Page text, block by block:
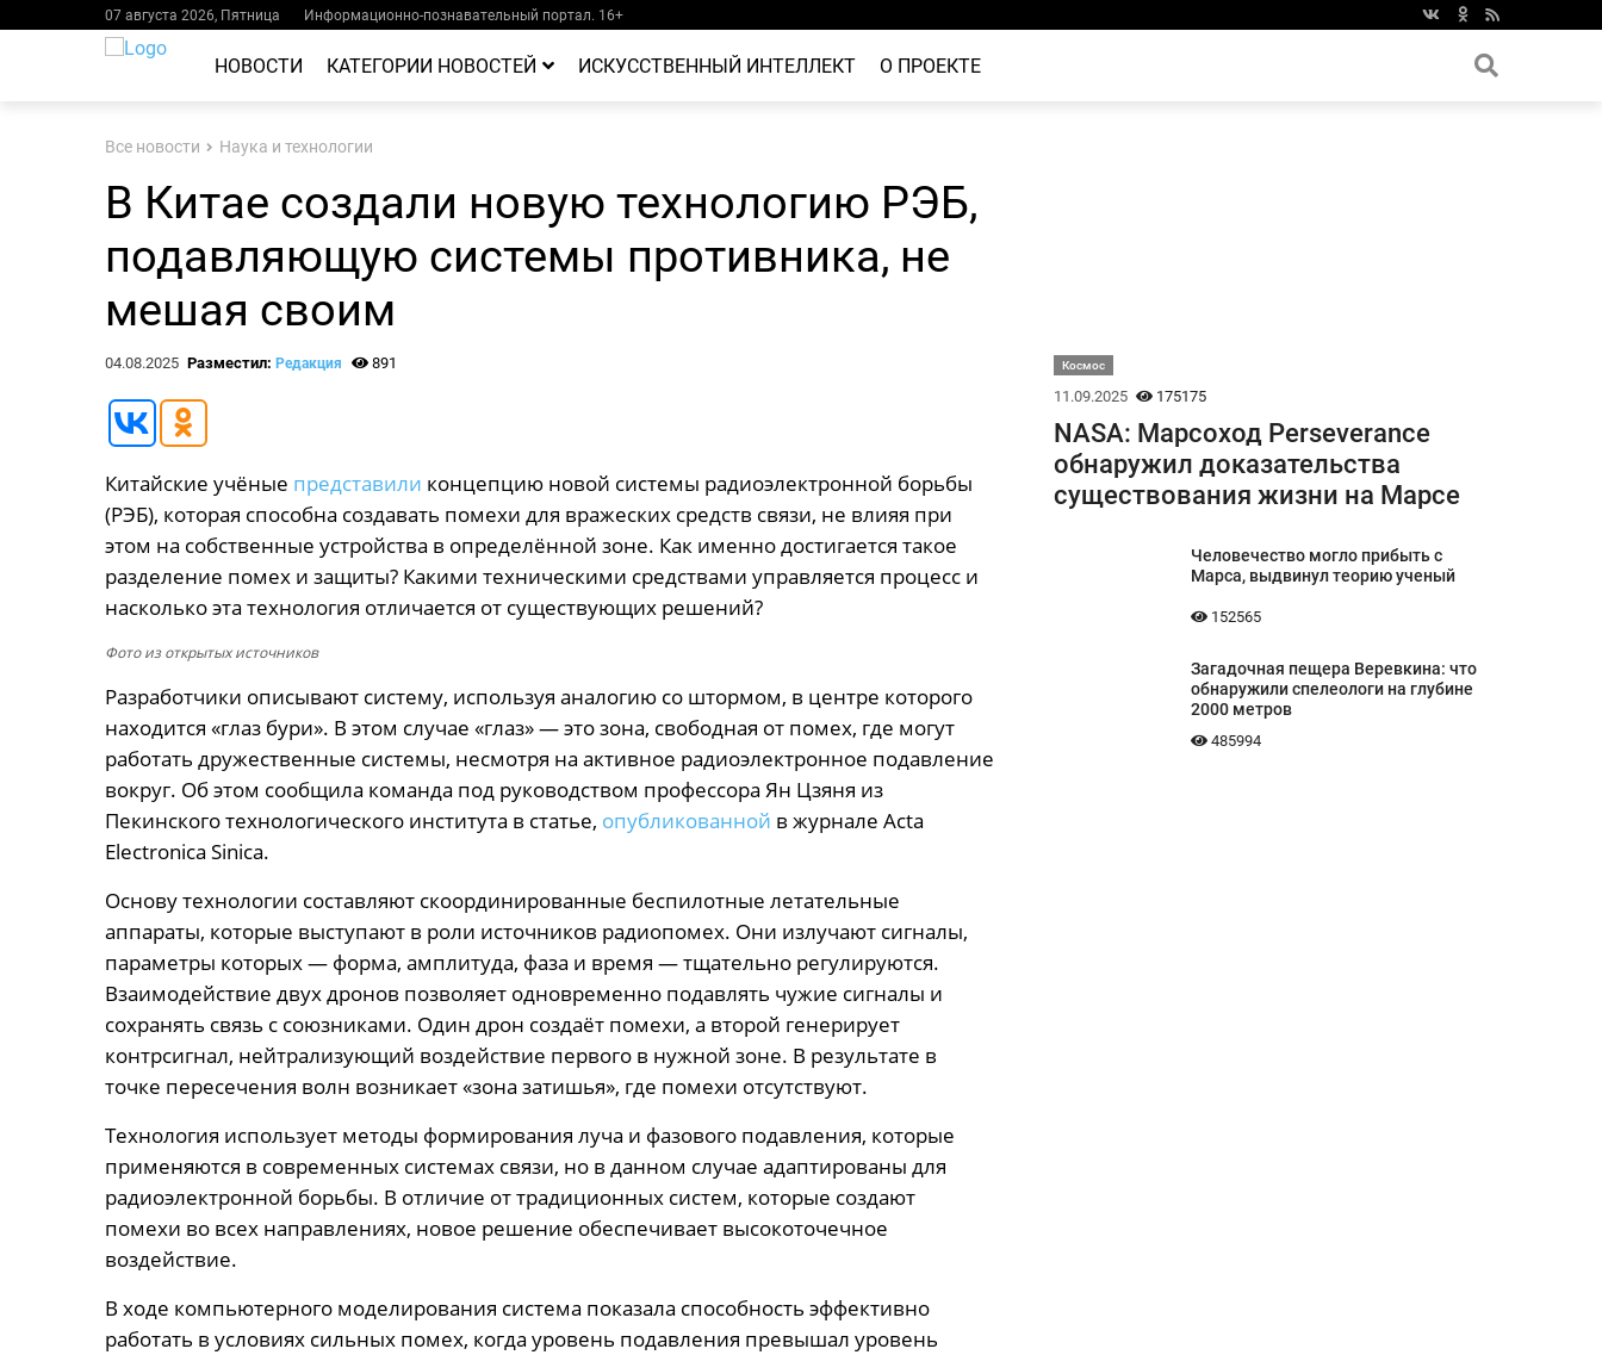
07 августа 2026, Пятница Информационно-познавательный портал. 16+
НОВОСТИ КАТЕГОРИИ НОВОСТЕЙ ИСКУССТВЕННЫЙ ИНТЕЛЛЕКТ О ПРОЕКТЕ
Все новости Наука и технологии
В Китае создали новую технологию РЭБ,
подавляющую системы противника, не
мешая своим
04.08.2025 Разместил: Редакция 891
Китайские учёные представили концепцию новой системы радиоэлектронной борьбы
(РЭБ), которая способна создавать помехи для вражеских средств связи, не влияя при
этом на собственные устройства в определённой зоне. Как именно достигается такое
разделение помех и защиты? Какими техническими средствами управляется процесс и
насколько эта технология отличается от существующих решений?
Фото из открытых источников
Разработчики описывают систему, используя аналогию со штормом, в центре которого
находится «глаз бури». В этом случае «глаз» — это зона, свободная от помех, где могут
работать дружественные системы, несмотря на активное радиоэлектронное подавление
вокруг. Об этом сообщила команда под руководством профессора Ян Цзяня из
Пекинского технологического института в статье, опубликованной в журнале Acta
Electronica Sinica.
Основу технологии составляют скоординированные беспилотные летательные
аппараты, которые выступают в роли источников радиопомех. Они излучают сигналы,
параметры которых — форма, амплитуда, фаза и время — тщательно регулируются.
Взаимодействие двух дронов позволяет одновременно подавлять чужие сигналы и
сохранять связь с союзниками. Один дрон создаёт помехи, а второй генерирует
контрсигнал, нейтрализующий воздействие первого в нужной зоне. В результате в
точке пересечения волн возникает «зона затишья», где помехи отсутствуют.
Технология использует методы формирования луча и фазового подавления, которые
применяются в современных системах связи, но в данном случае адаптированы для
радиоэлектронной борьбы. В отличие от традиционных систем, которые создают
помехи во всех направлениях, новое решение обеспечивает высокоточечное
воздействие.
В ходе компьютерного моделирования система показала способность эффективно
работать в условиях сильных помех, когда уровень подавления превышал уровень
Космос
11.09.2025 175175
NASA: Марсоход Perseverance
обнаружил доказательства
существования жизни на Марсе
Человечество могло прибыть с
Марса, выдвинул теорию ученый
152565
Загадочная пещера Веревкина: что
обнаружили спелеологи на глубине
2000 метров
485994